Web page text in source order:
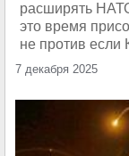
расширять
это время
не против если
7 декабря 2025